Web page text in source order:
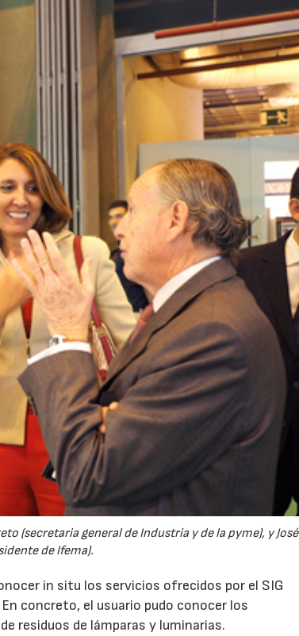
(secretaria general de Industria y de la pyme), y José
de Ifema).
in situ los servicios ofrecidos por el SIG
concreto, el usuario pudo conocer los
residuos de lámparas y luminarias.